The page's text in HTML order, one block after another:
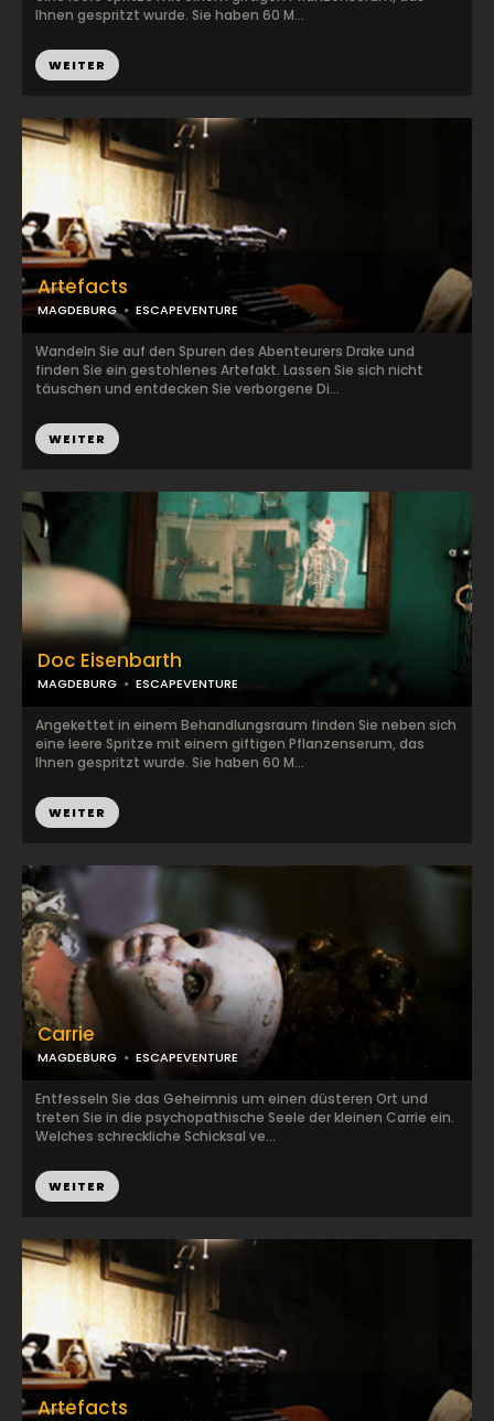
Ihnen gespritzt wurde. Sie haben 60 M...
WEITER
Artefacts
MAGDEBURG ESCAPEVENTURE
Wandeln Sie auf den Spuren des Abenteurers Drake und
finden Sie ein gestohlenes Artefakt. Lassen Sie sich nicht
täuschen und entdecken Sie verborgene Di...
WEITER
Doc Eisenbarth
MAGDEBURG ESCAPEVENTURE
Angekettet in einem Behandlungsraum finden Sie neben sich
eine leere Spritze mit einem giftigen Pflanzenserum, das
Ihnen gespritzt wurde. Sie haben 60 M...
WEITER
Carrie
MAGDEBURG ESCAPEVENTURE
Entfesseln Sie das Geheimnis um einen düsteren Ort und
treten Sie in die psychopathische Seele der kleinen Carrie ein.
Welches schreckliche Schicksal ve...
WEITER
Artefacts